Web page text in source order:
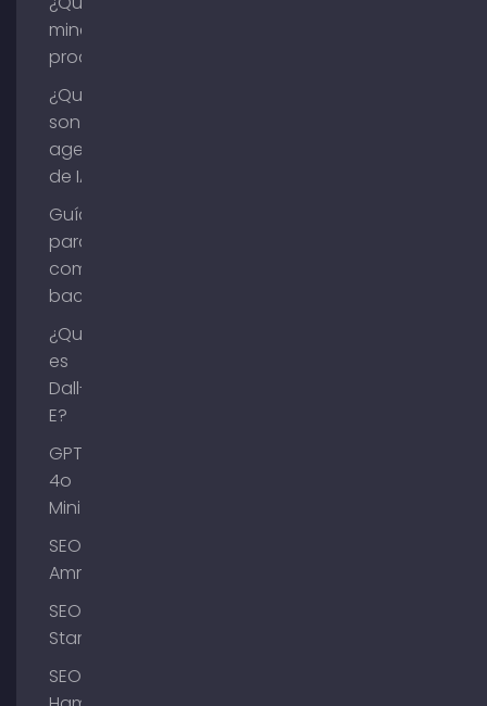
minería de
procesos?
¿Qué
son los
agentes
de IA?
Guía
para
comprar
backlinks
¿Qué
es
Dall-
E?
GPT-
4o
Mini
SEO
Ammersee
SEO
Starnberg
SEO